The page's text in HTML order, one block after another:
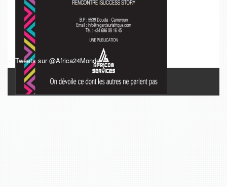
Tweets sur @Africa24Monde